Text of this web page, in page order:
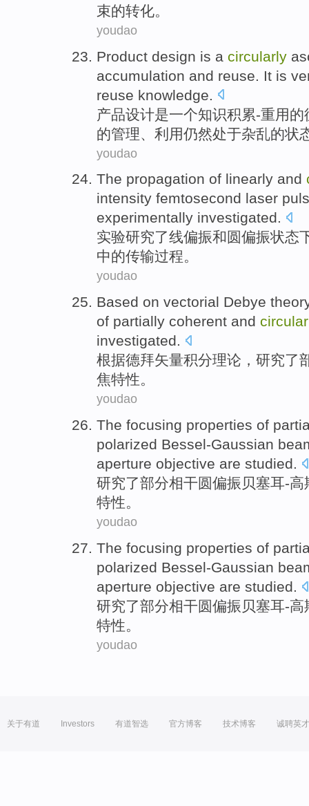
束的转化。
youdao
Product design is a circularly
accumulation and reuse It is
reuse knowledge.
产品设计是一个知识积累-重用的
的管理 、利用仍然处于杂乱的状
youdao
The propagation of linearly and
intensity femtosecond laser
experimentally investigated.
实验研究了线偏振和 圆偏振状态
中的传输过程。
youdao
Based on vectorial Debye
of partially coherent and
investigated.
根据德拜矢量积分理论 ，研究了
焦特性。
youdao
The focusing properties of
polarized Bessel-Gaussian
aperture objective are studied.
研究了部分相干圆偏振贝塞耳-高
特性。
youdao
The focusing properties of
polarized Bessel-Gaussian
aperture objective are studied.
研究了部分相干圆偏振贝塞耳-高
特性。
youdao
关于有道 Investors 有道智选 官方博客 技术博客 诚聘英才